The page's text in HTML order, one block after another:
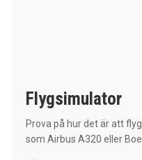
Flygsimulator
Prova på hur det är att
som Airbus A320 eller